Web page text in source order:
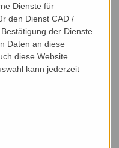
Vergleichsstelle
einer Kennlinie
skalierbar und
Dienste für
den Dienst CAD /
der Dienste
Daten an diese
diese Website
kann jederzeit